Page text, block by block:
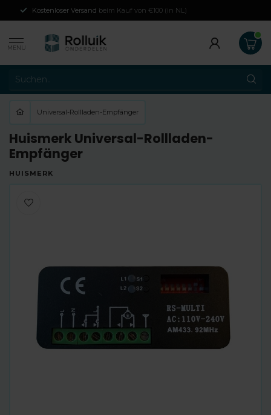
Kostenloser Versand beim Kauf von €100 (in NL)
MENU
Universal-Rollladen-Empfänger
Huismerk Universal-Rollladen-
Empfänger
HUISMERK